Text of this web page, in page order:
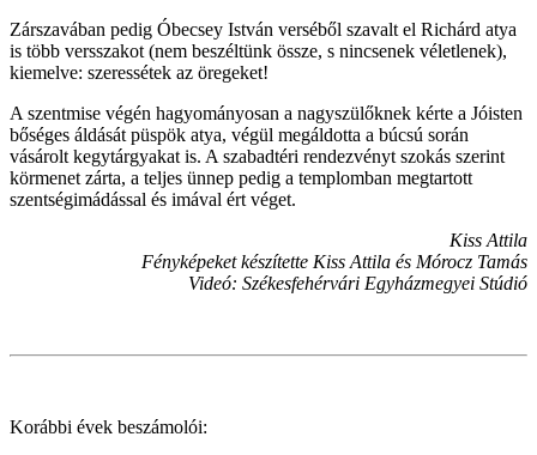
Zárszavában pedig Óbecsey István verséből szavalt el Richárd atya
is több versszakot (nem beszéltünk össze, s nincsenek véletlenek),
kiemelve: szeressétek az öregeket!
A szentmise végén hagyományosan a nagyszülőknek kérte a Jóisten
bőséges áldását püspök atya, végül megáldotta a búcsú során
vásárolt kegytárgyakat is. A szabadtéri rendezvényt szokás szerint
körmenet zárta, a teljes ünnep pedig a templomban megtartott
szentségimádással és imával ért véget.
Kiss Attila
Fényképeket készítette Kiss Attila és Mórocz Tamás
Videó: Székesfehérvári Egyházmegyei Stúdió
Korábbi évek beszámolói: